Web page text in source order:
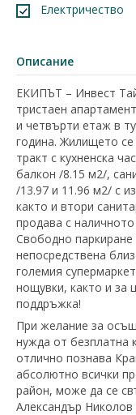
Електричество
Описание
ЕКИПЪТ – Инвест
тристаен
и четвърти етаж в
година. Жилището
тракт с кухненска
балкон /8.15 м2/,
/13.97 и 11.96 м2/ с
както и втори
продава с
Свободно паркиране
непосредствена
големия
нощувки, както и за
поддръжка!
При желание за
нужда от безплатна
отлично познава
абсолютно всички
район, може да се
Александър